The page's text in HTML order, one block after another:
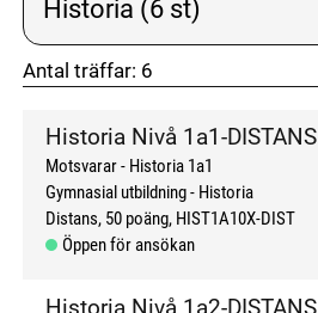
Vald kategori:
Historia (6 st)
Antal träffar: 6
don't click me don't click me
Historia Nivå 1a1-DISTANS
Motsvarar - Historia 1a1
Gymnasial utbildning
Historia
Distans 50 poäng HIST1A10X-DIST
Öppen för ansökan